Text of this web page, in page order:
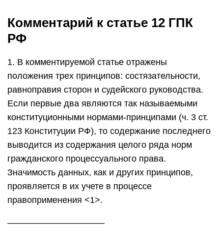
Комментарий к статье 12 ГПК
РФ
1. В комментируемой статье отражены
положения трех принципов: состязательности,
равноправия сторон и судейского руководства.
Если первые два являются так называемыми
конституционными нормами-принципами (ч. 3 ст.
123 Конституции РФ), то содержание последнего
выводится из содержания целого ряда норм
гражданского процессуального права.
Значимость данных, как и других принципов,
проявляется в их учете в процессе
правоприменения <1>.
———————————